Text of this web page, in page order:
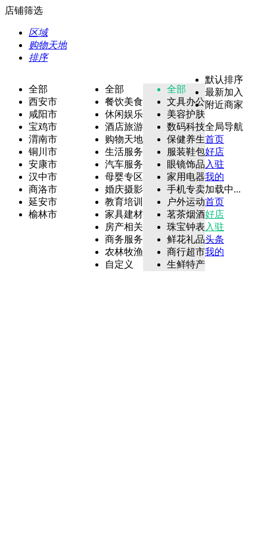
店铺筛选
区域
购物天地
排序
全部
西安市
咸阳市
宝鸡市
渭南市
铜川市
安康市
汉中市
商洛市
延安市
榆林市
全部
餐饮美食
休闲娱乐
酒店旅游
购物天地
生活服务
汽车服务
母婴专区
婚庆摄影
教育培训
家具建材
房产相关
商务服务
农林牧渔
自定义
全部
文具办公
美容护肤
数码科技
保健养生
服装鞋包
眼镜饰品
家用电器
手机专卖
户外运动
茗茶烟酒
珠宝钟表
鲜花礼品
商行超市
生鲜特产
默认排序
最新加入
附近商家
全局导航
首页
好店
入驻
我的
加载中...
首页
好店
入驻
头条
我的